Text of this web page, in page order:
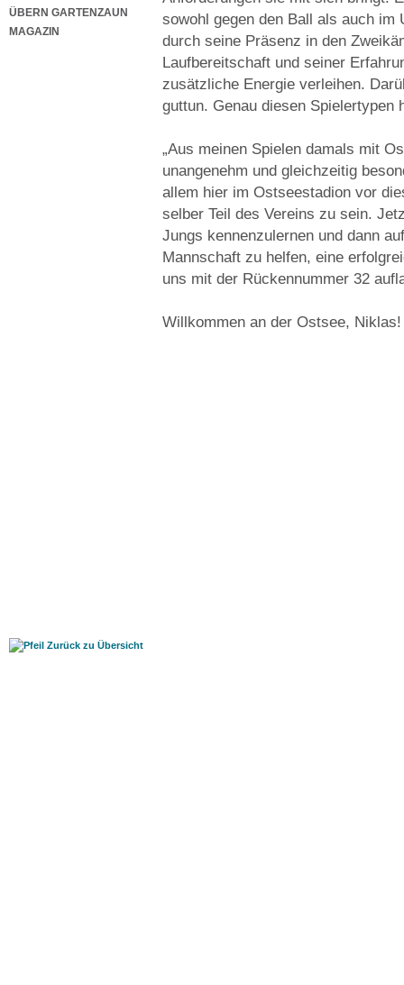
ÜBERN GARTENZAUN
MAGAZIN
sowohl gegen den Ball als auch
durch seine Präsenz in den
Laufbereitschaft und seiner
zusätzliche Energie verleihen.
guttun. Genau diesen Spielertypen
„Aus meinen Spielen damals mit
unangenehm und gleichzeitig
allem hier im Ostseestadion vor
selber Teil des Vereins zu sein.
Jungs kennenzulernen und dann
Mannschaft zu helfen, eine
uns mit der Rückennummer 32
Willkommen an der Ostsee, Niklas!
Zurück zu Übersicht